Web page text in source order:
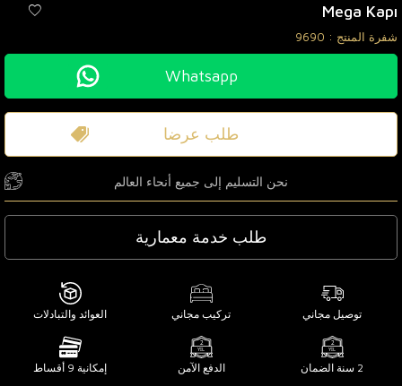
Mega Kapı
شفرة المنتج : 9690
Whatsapp
طلب عرضا
نحن التسليم إلى جميع أنحاء العالم
طلب خدمة معمارية
توصيل مجاني تركيب مجاني العوائد والتبادلات
2 سنة الضمان الدفع الآمن إمكانية 9 أقساط